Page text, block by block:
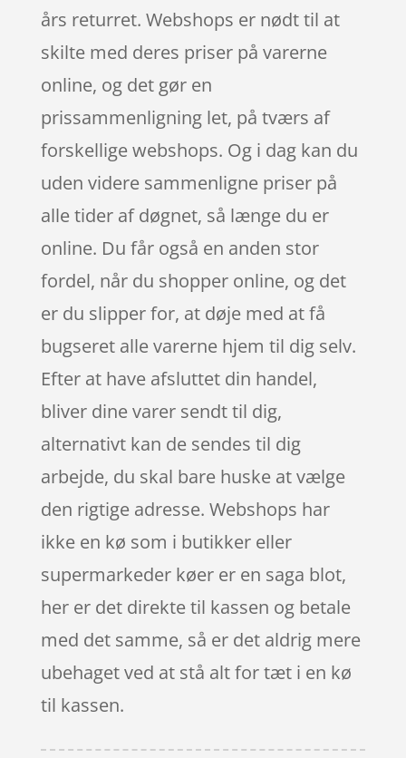
års returret. Webshops er nødt til at
skilte med deres priser på varerne
online, og det gør en
prissammenligning let, på tværs af
forskellige webshops. Og i dag kan du
uden videre sammenligne priser på
alle tider af døgnet, så længe du er
online. Du får også en anden stor
fordel, når du shopper online, og det
er du slipper for, at døje med at få
bugseret alle varerne hjem til dig selv.
Efter at have afsluttet din handel,
bliver dine varer sendt til dig,
alternativt kan de sendes til dig
arbejde, du skal bare huske at vælge
den rigtige adresse. Webshops har
ikke en kø som i butikker eller
supermarkeder køer er en saga blot,
her er det direkte til kassen og betale
med det samme, så er det aldrig mere
ubehaget ved at stå alt for tæt i en kø
til kassen.